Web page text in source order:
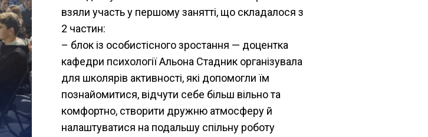
взяли участь у першому занятті, що складалося з
2 частин:
– блок із особистісного зростання — доцентка
кафедри психології Альона Стадник організувала
для школярів активності, які допомогли їм
познайомитися, відчути себе більш вільно та
комфортно, створити дружню атмосферу й
налаштуватися на подальшу спільну роботу